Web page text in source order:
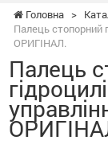
Головна >
Палець стопорний
ОРИГІНАЛ.
Палець